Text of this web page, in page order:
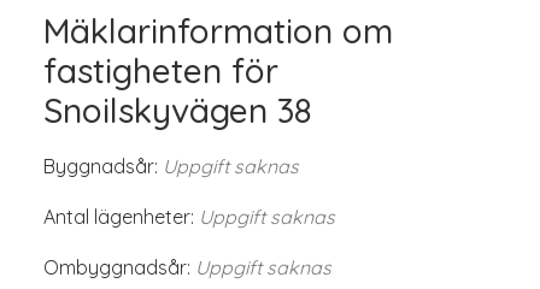
Mäklarinformation om
fastigheten för
Snoilskyvägen 38
Byggnadsår: Uppgift saknas
Antal lägenheter: Uppgift saknas
Ombyggnadsår: Uppgift saknas